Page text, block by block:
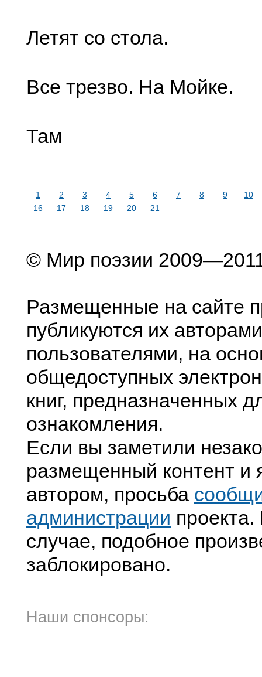
Летят со стола.
Все трезво. На Мойке.
Там
1 2 3 4 5 6 7 8 9
10
16
17 18 19 20 21
© Мир поэзии
Размещенные на сайте
публикуются их
пользователями, на
общедоступных
книг, предназначенных
ознакомления.
Если вы заметили
размещенный контент и
автором, просьба
администрации
случае, подобное
заблокировано.
Наши спонсоры: